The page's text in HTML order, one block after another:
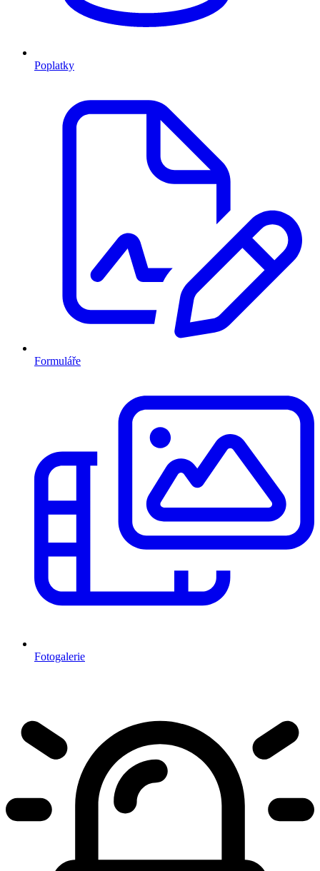
Poplatky
Formuláře
Fotogalerie